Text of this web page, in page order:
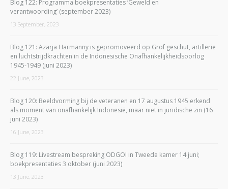
Blog 122: Programma boekpresentaties ‘Geweld en
verantwoording’ (september 2023)
13 September, 2023
Blog 121: Azarja Harmanny is gepromoveerd op Grof geschut, artillerie
en luchtstrijdkrachten in de Indonesische Onafhankelijkheidsoorlog
1945-1949 (juni 2023)
22 June, 2023
Blog 120: Beeldvorming bij de veteranen en 17 augustus 1945 erkend
als moment van onafhankelijk Indonesië, maar niet in juridische zin (16
juni 2023)
16 June, 2023
Blog 119: Livestream bespreking ODGOI in Tweede kamer 14 juni;
boekpresentaties 3 oktober (juni 2023)
13 June, 2023